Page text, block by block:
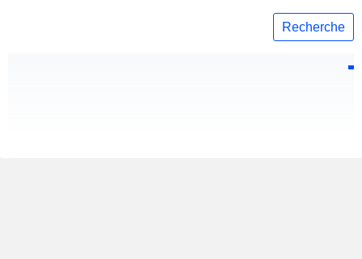
Recherche